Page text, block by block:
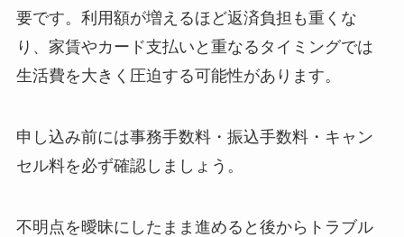
要です。利用額が増えるほど返済負担も重くな
り、家賃やカード支払いと重なるタイミングでは
生活費を大きく圧迫する可能性があります。
申し込み前には事務手数料・振込手数料・キャン
セル料を必ず確認しましょう。
不明点を曖昧にしたまま進めると後からトラブル